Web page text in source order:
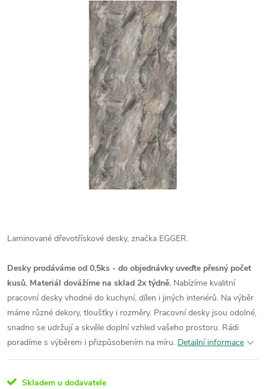
Laminované dřevotřískové desky, značka EGGER.
Desky prodáváme od 0,5ks - do objednávky uveďte přesný počet
kusů. Materiál dovážíme na sklad 2x týdně. Nabízíme kvalitní
pracovní desky vhodné do kuchyní, dílen i jiných interiérů. Na výběr
máme různé dekory, tloušťky i rozměry. Pracovní desky jsou odolné,
snadno se udržují a skvěle doplní vzhled vašeho prostoru. Rádi
poradíme s výběrem i přizpůsobením na míru. Detailní informace
Skladem u dodavatele